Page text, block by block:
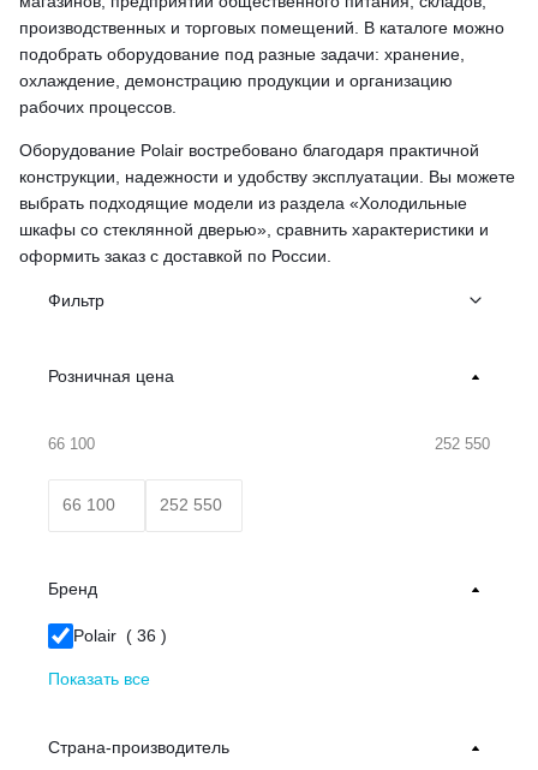
производственных и торговых помещений. В каталоге можно
подобрать оборудование под разные задачи: хранение,
охлаждение, демонстрацию продукции и организацию
рабочих процессов.
Оборудование Polair востребовано благодаря практичной
конструкции, надежности и удобству эксплуатации. Вы можете
выбрать подходящие модели из раздела «Холодильные
шкафы со стеклянной дверью», сравнить характеристики и
оформить заказ с доставкой по России.
Фильтр
Розничная цена
66 100 252 550
Бренд
Polair ( 36 )
Показать все
Страна-производитель